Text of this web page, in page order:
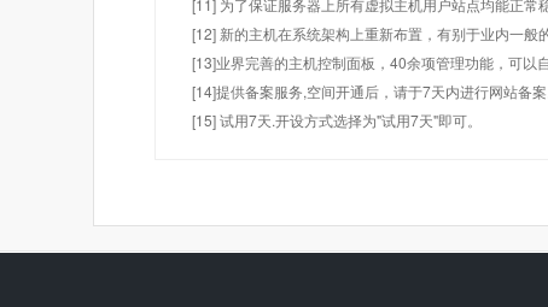
[11] 为了保证服务器上所有虚拟主机用户站点均能正常
[12] 新的主机在系统架构上重新布置，有别于业内一般
[13]业界完善的主机控制面板，40余项管理功能，可以
[14]提供备案服务,空间开通后，请于7天内进行网站备案
[15] 试用7天.开设方式选择为"试用7天"即可。